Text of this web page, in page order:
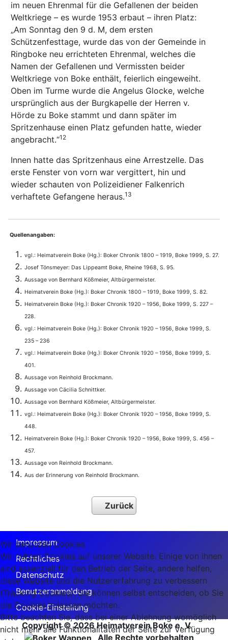
im neuen Ehrenmal für die Gefallenen der beiden
Weltkriege – es wurde 1953 erbaut – ihren Platz:
„Am Sonntag den 9 d. M, dem ersten
Schützenfesttage, wurde das von der Gemeinde in
Ringboke neu errichteten Ehrenmal, welches die
Namen der Gefallenen und Vermissten beider
Weltkriege von Boke enthält, feierlich eingeweiht.
Oben im Turme wurde die Angelus Glocke, welche
ursprünglich aus der Burgkapelle der Herren v.
Hörde zu Boke stammt und dann später im
Spritzenhause einen Platz gefunden hatte, wieder
angebracht.“12
Innen hatte das Spritzenhaus eine Arrestzelle. Das
erste Fenster von vorn war vergittert, hin und
wieder schauten von Polizeidiener Falkenrich
verhaftete Gefangene heraus.13
Quellenangaben:
vgl.: Heimatverein Boke (Hg.): Boker Chronik 1800 – 1919, Boke 1999, S. 27.
Josef Tönsmeyer: Das Lippeamt Boke, Rheine 1968, S. 95.
Aussage von Bernhard Kößmeier, Altbürgermeister.
Heimatverein Boke (Hg.): Boker Chronik 1800 – 1919, Boke 1999, S. 82.
Heimatverein Boke (Hg.): Boker Chronik 1920 – 1956, Boke 1999, S. 227 –
228.
vgl.: Heimatverein Boke (Hg.): Boker Chronik 1920 – 1956, Boke 1999, S.
235 – 236
vgl.: Heimatverein Boke (Hg.): Boker Chronik 1920 – 1956, Boke 1999, S.
401.
Aussage von Reinhold Brockmann.
Aussage von Cäcilia Schnittker.
Aussage von Bernhard Kößmeier, Altbürgermeister.
vgl.: Heimatverein Boke (Hg.): Boker Chronik 1920 – 1956, Boke 1999, S.
448.
Heimatverein Boke (Hg.): Boker Chronik 1920 – 1956, Boke 1999, S. 456 –
457.
Aussage von Reinhold Brockmann.
Aus der Erinnerung von Reinhold Brockmann.
Zurück
Impressum
Rechtliches
Datenschutz
Benutzeranmeldung
Cookie-Einstellung
Copyright © 2026 Heimatverein Boke e. V.
Alle Rechte vorbehalten
Wir benutzen Cookies
Wir nutzen Cookies auf unserer Website. Einige von ihnen
sind essenziell für den Betrieb der Seite, andere helfen,
diese Website und die Nutzererfahrung zu verbessern
(Tracking Cookies). Sie können selbst entscheiden, ob Sie
die Cookies zulassen möchten.
Bitte beachten Sie, dass bei einer Ablehnung womöglich
nicht mehr alle Funktionalitäten der Seite zur Verfügung